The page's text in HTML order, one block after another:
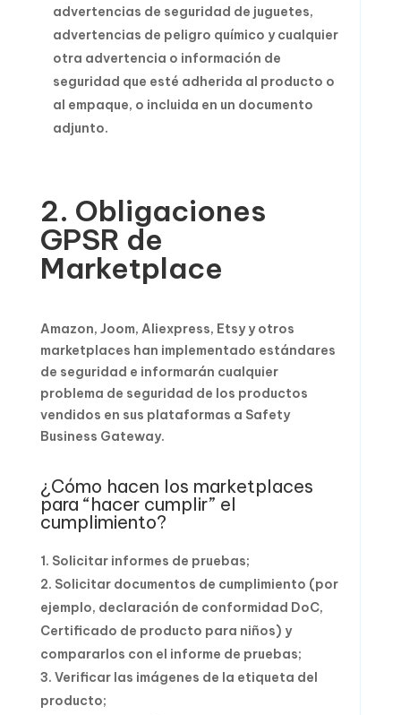
advertencias de seguridad de juguetes,
advertencias de peligro químico y cualquier
otra advertencia o información de
seguridad que esté adherida al producto o
al empaque, o incluida en un documento
adjunto.
2. Obligaciones
GPSR de
Marketplace
Amazon, Joom, Aliexpress, Etsy y otros
marketplaces han implementado estándares
de seguridad e informarán cualquier
problema de seguridad de los productos
vendidos en sus plataformas a Safety
Business Gateway.
¿Cómo hacen los marketplaces
para “hacer cumplir” el
cumplimiento?
Solicitar informes de pruebas;
Solicitar documentos de cumplimiento (por
ejemplo, declaración de conformidad DoC,
Certificado de producto para niños) y
compararlos con el informe de pruebas;
Verificar las imágenes de la etiqueta del
producto;